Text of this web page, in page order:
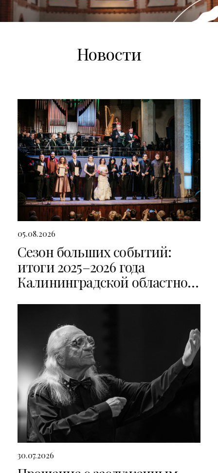
Новости
05.08.2026
Сезон больших событий:
итоги 2025–2026 года
Калининградской областной
30.07.2026